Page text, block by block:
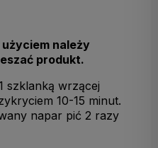
użyciem należy
produkt.
szklanką wrzącej
10-15 minut.
napar pić 2 razy